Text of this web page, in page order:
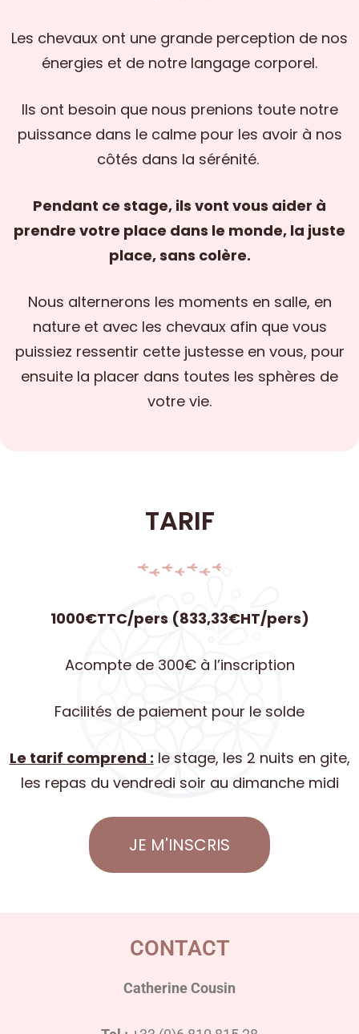
Les chevaux ont une grande perception de nos
énergies et de notre langage corporel.
Ils ont besoin que nous prenions toute notre
puissance dans le calme pour les avoir à nos
côtés dans la sérénité.
Pendant ce stage, ils vont vous aider à
prendre votre place dans le monde, la juste
place, sans colère.
Nous alternerons les moments en salle, en
nature et avec les chevaux afin que vous
puissiez ressentir cette justesse en vous, pour
ensuite la placer dans toutes les sphères de
votre vie.
TARIF
1000€TTC/pers (833,33€HT/pers)
Acompte de 300€ à l’inscription
Facilités de paiement pour le solde
Le tarif comprend : le stage, les 2 nuits en gite,
les repas du vendredi soir au dimanche midi
JE M'INSCRIS
CONTACT
Catherine Cousin